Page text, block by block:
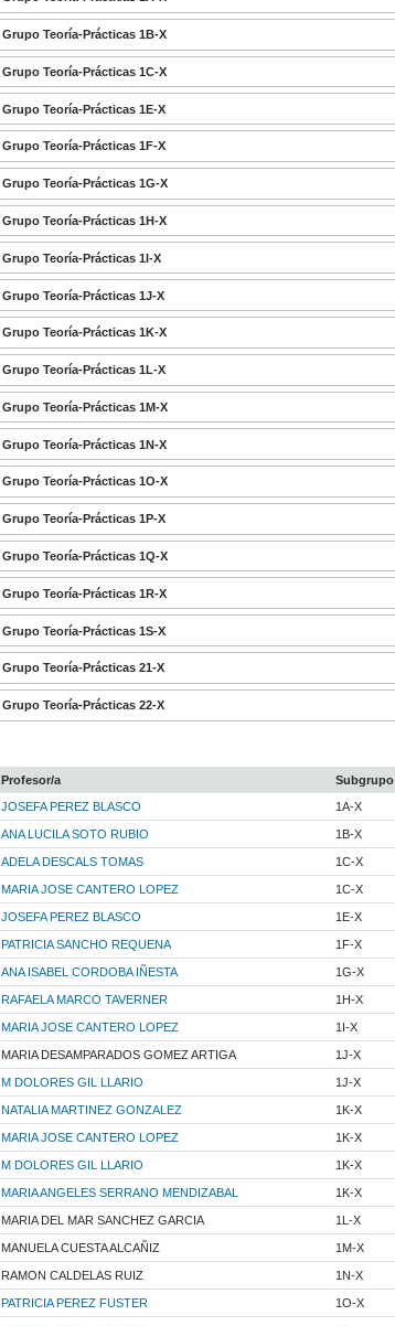
Grupo Teoría-Prácticas 1B-X
Grupo Teoría-Prácticas 1C-X
Grupo Teoría-Prácticas 1E-X
Grupo Teoría-Prácticas 1F-X
Grupo Teoría-Prácticas 1G-X
Grupo Teoría-Prácticas 1H-X
Grupo Teoría-Prácticas 1I-X
Grupo Teoría-Prácticas 1J-X
Grupo Teoría-Prácticas 1K-X
Grupo Teoría-Prácticas 1L-X
Grupo Teoría-Prácticas 1M-X
Grupo Teoría-Prácticas 1N-X
Grupo Teoría-Prácticas 1O-X
Grupo Teoría-Prácticas 1P-X
Grupo Teoría-Prácticas 1Q-X
Grupo Teoría-Prácticas 1R-X
Grupo Teoría-Prácticas 1S-X
Grupo Teoría-Prácticas 21-X
Grupo Teoría-Prácticas 22-X
Profesor/a Subgrupo
JOSEFA PEREZ BLASCO
1A-X
ANA LUCILA SOTO RUBIO 1B-X
ADELA DESCALS TOMAS 1C-X
MARIA JOSE CANTERO LOPEZ 1C-X
JOSEFA PEREZ BLASCO 1E-X
PATRICIA SANCHO REQUENA 1F-X
ANA ISABEL CORDOBA IÑESTA 1G-X
RAFAELA MARCO TAVERNER 1H-X
MARIA JOSE CANTERO LOPEZ 1I-X
MARIA DESAMPARADOS GOMEZ ARTIGA 1J-X
M DOLORES GIL LLARIO 1J-X
NATALIA MARTINEZ GONZALEZ 1K-X
MARIA JOSE CANTERO LOPEZ 1K-X
M DOLORES GIL LLARIO 1K-X
MARIA ANGELES SERRANO MENDIZABAL 1K-X
MARIA DEL MAR SANCHEZ GARCIA 1L-X
MANUELA CUESTA ALCAÑIZ 1M-X
RAMON CALDELAS RUIZ 1N-X
PATRICIA PEREZ FUSTER 1O-X